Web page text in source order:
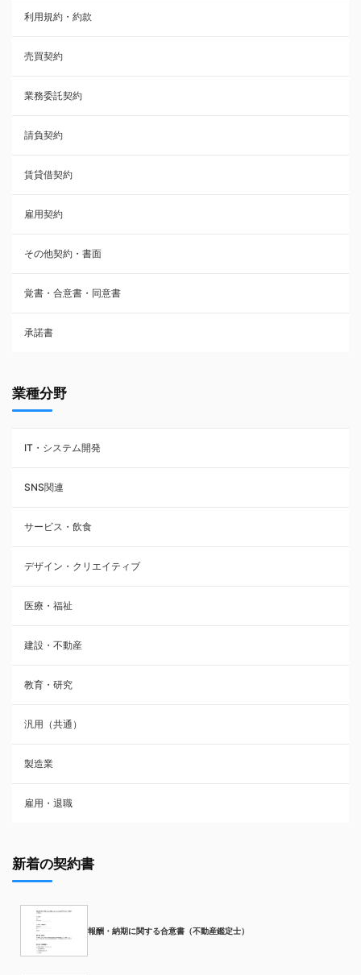
覚書・合意書・同意書
承諾書
雇用契約
その他契約・書面
売買契約
株主総会議事録・関連書類
請負契約
フランチャイズ契約
賃貸借契約
利用規約・約款
売買契約
業務委託契約
請負契約
賃貸借契約
雇用契約
その他契約・書面
覚書・合意書・同意書
承諾書
業種分野
IT・システム開発
SNS関連
サービス・飲食
デザイン・クリエイティブ
医療・福祉
建設・不動産
教育・研究
汎用（共通）
製造業
雇用・退職
新着の契約書
報酬・納期に関する合意書（不動産鑑定士）